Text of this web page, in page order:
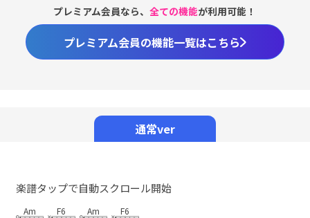
プレミアム会員なら、全ての機能が利用可能！
プレミアム会員の機能一覧はこちら
通常ver
楽譜タップで自動スクロール開始
Am F6 Am F6